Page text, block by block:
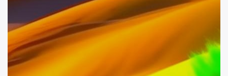
to
dark)